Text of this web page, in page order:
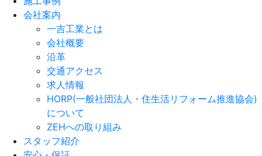
会社案内
一吉工業とは
会社概要
沿革
交通アクセス
求人情報
HORP(一般社団法人・住生活リフォーム推進協会)
について
ZEHへの取り組み
スタッフ紹介